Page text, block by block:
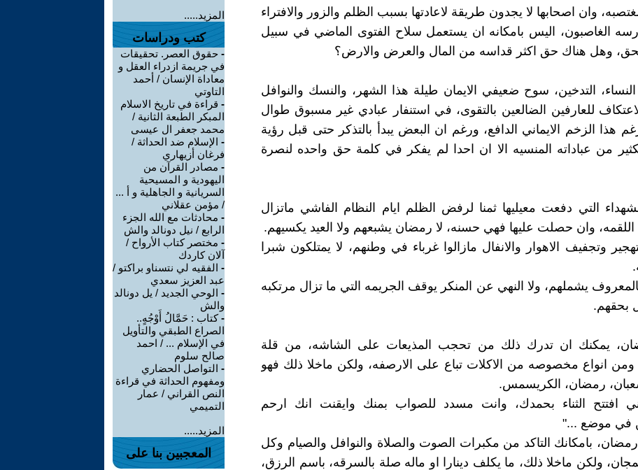
وان اصحابها لا يجدون طريقة لاعادتها بسبب الظلم والزور والافتراء
الغاصبون، اليس بامكانه ان يستعمل سلاح الفتوى الماضي في سبيل
وهل هناك حق اكثر قداسه من المال والعرض والارض؟
النساء، التدخين، سوح ضعيفي الايمان طيلة هذا الشهر، والنسك والنوافل
للعارفين الضالعين بالتقوى، في استنفار عبادي غير مسبوق طوال
هذا الزخم الايماني الدافع، ورغم ان البعض يبدأ بالتذكر حتى قبل رؤية
من عباداته المنسيه الا ان احدا لم يفكر في كلمة حق واحده لنصرة
التي دفعت معيليها ثمنا لرفض الظلم ايام النظام الفاشي ماتزال
وان حصلت عليها فهي حسنه، لا رمضان يشبعهم ولا العيد يكسيهم.
وتجفيف الاهوار والانفال مازالوا غرباء في وطنهم، لا يمتلكون شبرا
بالمعروف يشملهم، ولا النهي عن المنكر يوقف الجريمه التي ما تزال مرتكبه
بحقهم.
يمكنك ان تدرك ذلك من تحجب المذيعات على الشاشه، من قلة
ومن انواع مخصوصه من الاكلات تباع على الارصفه، ولكن ماخلا ذلك فهو
رمضان، الكريسمس.
افتتح الثناء بحمدك، وانت مسدد للصواب بمنك وايقنت انك ارحم
في موضع ..."
بامكانك التاكد من مكبرات الصوت والصلاة والنوافل والصيام وكل
ولكن ماخلا ذلك، ما يكلف دينارا او ماله صلة بالسرقه، باسم الرزق،
المزيد.....
كتب ودراسات
- حقوق العصر. تحقيقات
في جريمة ازدراء العقل و
معاداة الإنسان / أحمد
التاوتي
- قراءة في تاريخ الاسلام
المبكر الطبعة الثانية /
محمد جعفر ال عيسى
- الإسلام ضد الحداثة /
فرغان أزيهاري
- مصادر القرآن من
اليهودية و المسيحية
السريانية و الجاهلية و أ ...
/ مؤمن عقلاني
- محادثات مع الله الجزء
الرابع / نيل دونالد والش
- مختصر كتاب الأرواح /
آلان كاردك
- الفقيه لي نتسناو براكتو /
عبد العزيز سعدي
- الوحي الجديد / يل دونالد
والش
-كتاب : حَمَّالُ أَوْجُهٍ..
الصراع الطبقي والتأويل
في الإسلام ... / احمد
صالح سلوم
- التواصل الحضاري
ومفهوم الحداثة في قراءة
النص القراني / عمار
التميمي
المزيد.....
المعجبين بنا على